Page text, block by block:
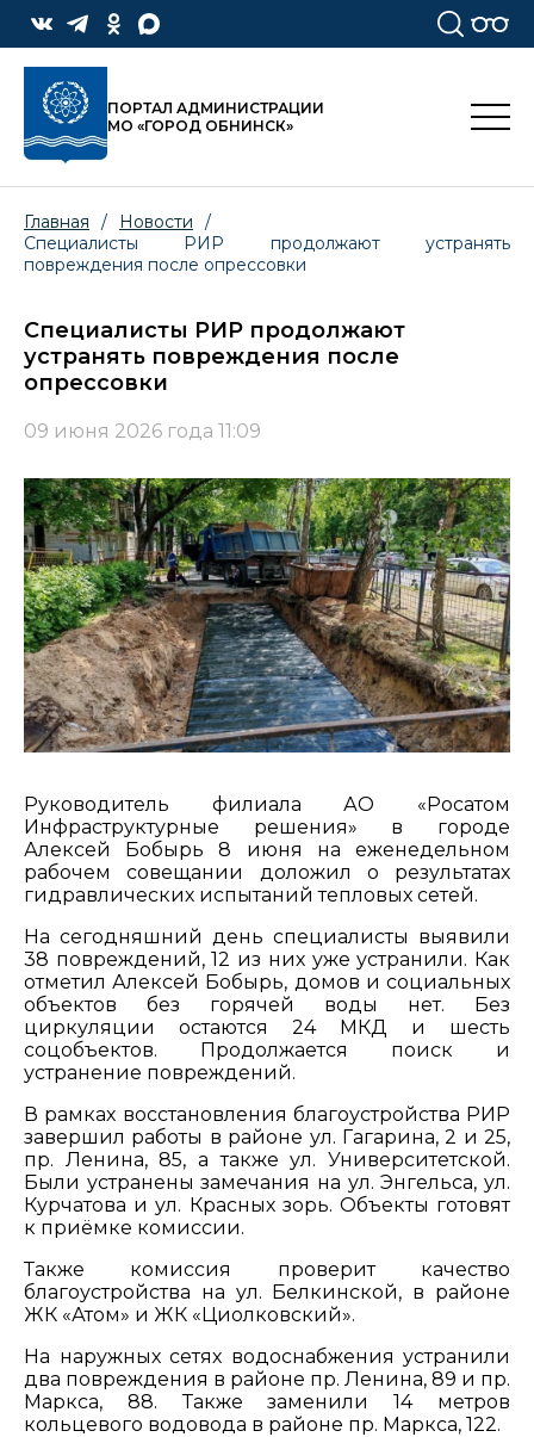
ПОРТАЛ АДМИНИСТРАЦИИ
МО «ГОРОД ОБНИНСК»
Главная / Новости
/
Специалисты РИР продолжают устранять
повреждения после опрессовки
Специалисты РИР продолжают
устранять повреждения после
опрессовки
09 июня 2026 года 11:09
Руководитель филиала АО «Росатом
Инфраструктурные решения» в городе
Алексей Бобырь 8 июня на еженедельном
рабочем совещании доложил о результатах
гидравлических испытаний тепловых сетей.
На сегодняшний день специалисты выявили
38 повреждений, 12 из них уже устранили. Как
отметил Алексей Бобырь, домов и социальных
объектов без горячей воды нет. Без
циркуляции остаются 24 МКД и шесть
соцобъектов. Продолжается поиск и
устранение повреждений.
В рамках восстановления благоустройства РИР
завершил работы в районе ул. Гагарина, 2 и 25,
пр. Ленина, 85, а также ул. Университетской.
Были устранены замечания на ул. Энгельса, ул.
Курчатова и ул. Красных зорь. Объекты готовят
к приёмке комиссии.
Также комиссия проверит качество
благоустройства на ул. Белкинской, в районе
ЖК «Атом» и ЖК «Циолковский».
На наружных сетях водоснабжения устранили
два повреждения в районе пр. Ленина, 89 и пр.
Маркса, 88. Также заменили 14 метров
кольцевого водовода в районе пр. Маркса, 122.